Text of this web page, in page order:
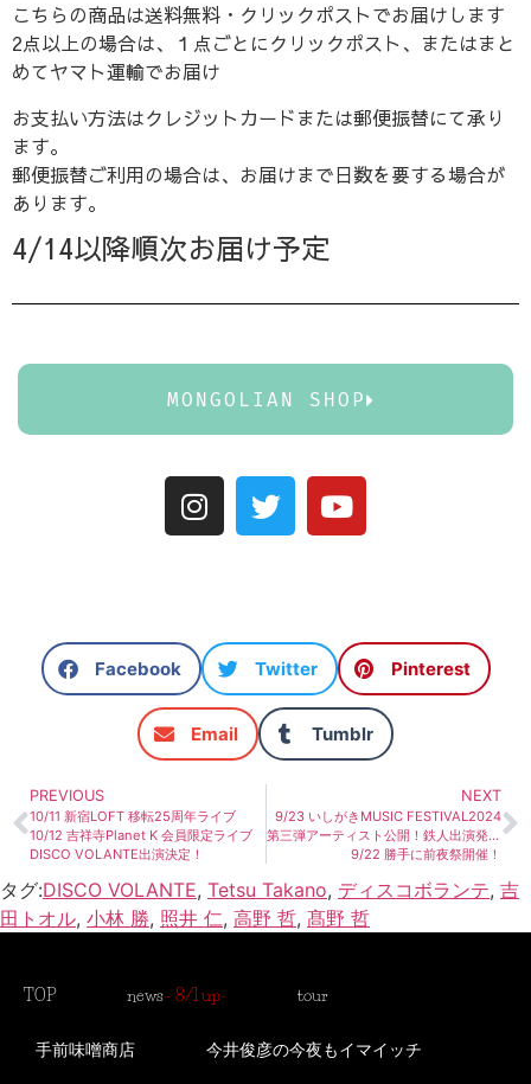
こちらの商品は送料無料・クリックポストでお届けします
2点以上の場合は、１点ごとにクリックポスト、またはまと
めてヤマト運輸でお届け
お支払い方法はクレジットカードまたは郵便振替にて承り
ます。
郵便振替ご利用の場合は、お届けまで日数を要する場合が
あります。
4/14以降順次お届け予定
MONGOLIAN SHOP
Facebook Twitter Pinterest
Email Tumblr
PREVIOUS
10/11 新宿LOFT 移転25周年ライブ
10/12 吉祥寺Planet K 会員限定ライブ
DISCO VOLANTE出演決定！
NEXT
9/23 いしがきMUSIC FESTIVAL2024
第三弾アーティスト公開！鉄人出演発表！
9/22 勝手に前夜祭開催！
タグ:DISCO VOLANTE, Tetsu Takano, ディスコボランテ, 吉
田トオル, 小林 勝, 照井 仁, 高野 哲, 髙野 哲
TOP news– 8/1 up- tour
手前味噌商店 今井俊彦の今夜もイマイッチ